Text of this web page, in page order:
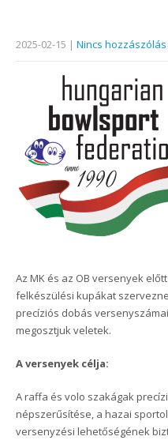
2025-02-15 | Nincs hozzászólás
Az MK és az OB versenyek előtt
felkészülési kupákat
precíziós dobás
megosztjuk veletek.
A versenyek célja:
A raffa és volo szakágak
népszerűsítése, a hazai
versenyzési lehetőségének